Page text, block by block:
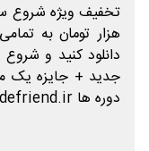
دانلود کنید و
جدید + جایزه یک
دوره ها https://codefriend.ir